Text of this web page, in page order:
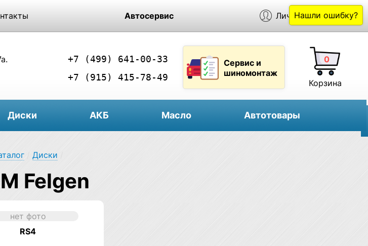
Автосервис Личный кабинет
+7 (499) 641-00-33
+7 (915) 415-78-49
Сервис и
шиномонтаж
0
Корзина
Диски АКБ Масло Автотовары
/ Диски
Felgen
нет фото
RS4
Нашли ошибку?